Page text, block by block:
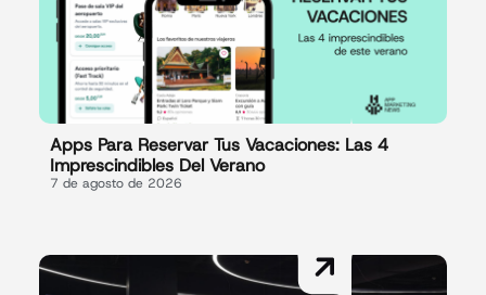
Apps Para Reservar Tus Vacaciones: Las 4
Imprescindibles Del Verano
7 de agosto de 2026